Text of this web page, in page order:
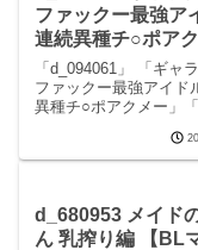
ファックー最強ア
連続異種チ○ポア
【BLマンガ無料
アブジャン
「d_094061」 「ギャ
ファックー最強アイド
異種チ○ポアクメー」「
す サークルアブジャ
マンガです。 続きを読
クー最強アイドル連続
ポアク
d_680953 メイド
ん 乳搾り編 【BLマンガ